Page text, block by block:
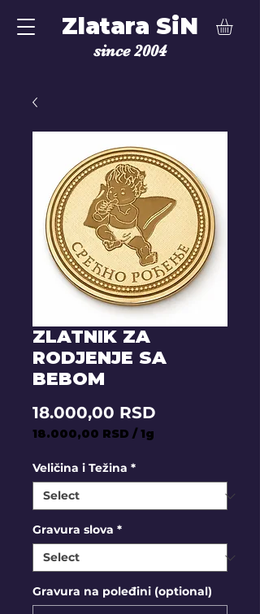
Zlatara SiN
since 2004
ZLATNIK ZA
RODJENJE SA
BEBOM
18.000,00 RSD
18.000,00 RSD /1g
per
1
Gram
Veličina i Težina *
Gravura slova *
Gravura na poleđini (optional)